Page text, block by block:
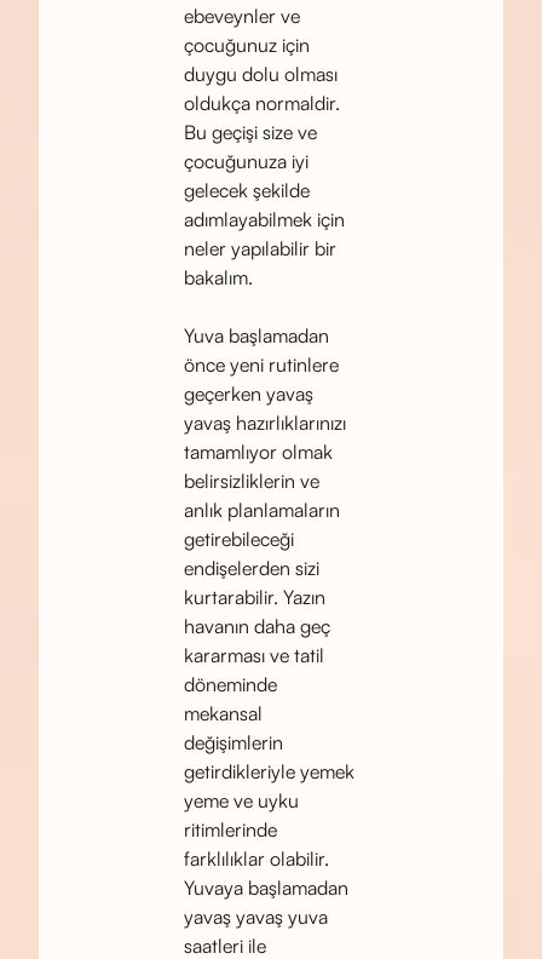
ebeveynler ve
çocuğunuz için
duygu dolu olması
oldukça normaldir.
Bu geçişi size ve
çocuğunuza iyi
gelecek şekilde
adımlayabilmek için
neler yapılabilir bir
bakalım.
Yuva başlamadan
önce yeni rutinlere
geçerken yavaş
yavaş hazırlıklarınızı
tamamlıyor olmak
belirsizliklerin ve
anlık planlamaların
getirebileceği
endişelerden sizi
kurtarabilir. Yazın
havanın daha geç
kararması ve tatil
döneminde
mekansal
değişimlerin
getirdikleriyle yemek
yeme ve uyku
ritimlerinde
farklılıklar olabilir.
Yuvaya başlamadan
yavaş yavaş yuva
saatleri ile